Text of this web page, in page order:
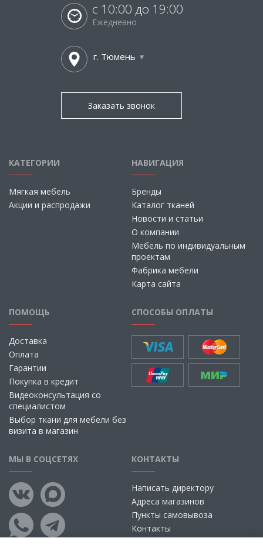
с 10:00 до 19:00
Ежедневно
г. Тюмень
Заказать звонок
КАТЕГОРИИ
Мягкая мебель
Акции и распродажи
НАВИГАЦИЯ
Бренды
Каталог тканей
Новости и статьи
О компании
Мебель по индивидуальным
проектам
Фабрика мебели
Карта сайта
ПОМОЩЬ
Доставка
Оплата
Гарантии
Покупка в кредит
Видеоконсультация со
специалистом
Выбор ткани для мебели без
визита в магазин
СПОСОБЫ ОПЛАТЫ
МЫ В СОЦСЕТЯХ КОНТАКТЫ
Написать директору
Адреса магазинов
Пункты самовывоза
Контакты